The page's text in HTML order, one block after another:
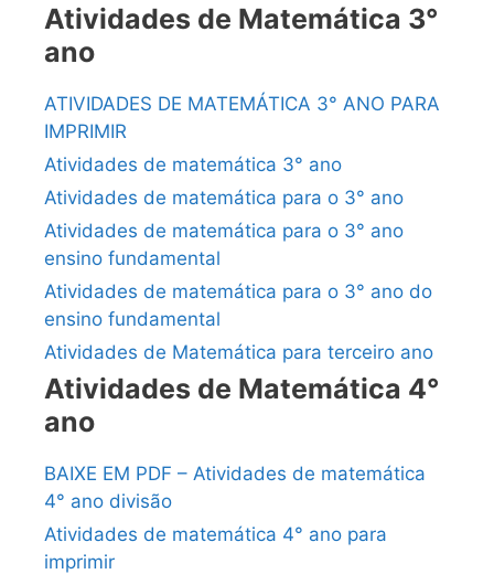
Atividades de Matemática 3°
ano
ATIVIDADES DE MATEMÁTICA 3° ANO PARA
IMPRIMIR
Atividades de matemática 3° ano
Atividades de matemática para o 3° ano
Atividades de matemática para o 3° ano
ensino fundamental
Atividades de matemática para o 3° ano do
ensino fundamental
Atividades de Matemática para terceiro ano
Atividades de Matemática 4°
ano
BAIXE EM PDF – Atividades de matemática
4° ano divisão
Atividades de matemática 4° ano para
imprimir